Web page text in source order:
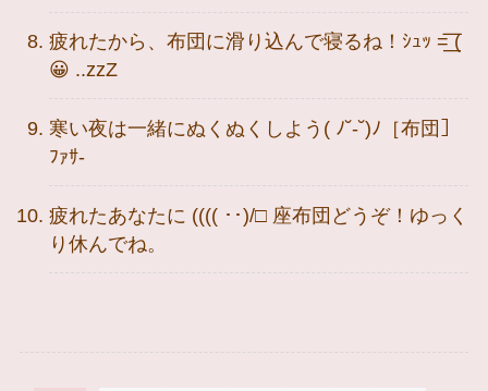
疲れたから、布団に滑り込んで寝るね！ｼｭｯ =͟͟͞͞ (
😀 ..zzZ
寒い夜は一緒にぬくぬくしよう( ﾉ˘-˘)ﾉ［布団］
ﾌｧｻ-
疲れたあなたに (((( ･･)/□ 座布団どうぞ！ゆっく
り休んでね。